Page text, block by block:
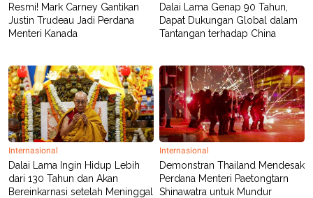
Resmi! Mark Carney Gantikan
Justin Trudeau Jadi Perdana
Menteri Kanada
Dalai Lama Genap 90 Tahun,
Dapat Dukungan Global dalam
Tantangan terhadap China
Internasional
Dalai Lama Ingin Hidup Lebih
dari 130 Tahun dan Akan
Bereinkarnasi setelah Meninggal
Internasional
Demonstran Thailand Mendesak
Perdana Menteri Paetongtarn
Shinawatra untuk Mundur